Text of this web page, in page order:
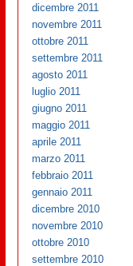
dicembre 2011
novembre 2011
ottobre 2011
settembre 2011
agosto 2011
luglio 2011
giugno 2011
maggio 2011
aprile 2011
marzo 2011
febbraio 2011
gennaio 2011
dicembre 2010
novembre 2010
ottobre 2010
settembre 2010